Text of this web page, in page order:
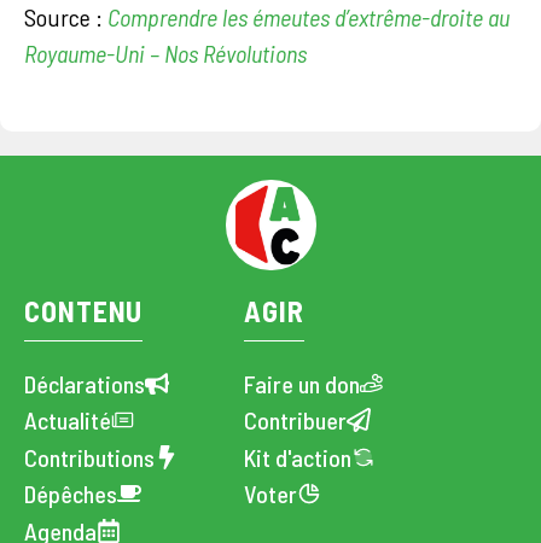
Source : Comprendre les émeutes d’extrême-droite au
Royaume-Uni – Nos Révolutions
CONTENU
Déclarations
Actualité
Contributions
Dépêches
Agenda
AGIR
Faire un don
Contribuer
Kit d'action
Voter